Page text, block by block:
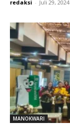
redaksi - Juli 29, 2024
MANOKWARI